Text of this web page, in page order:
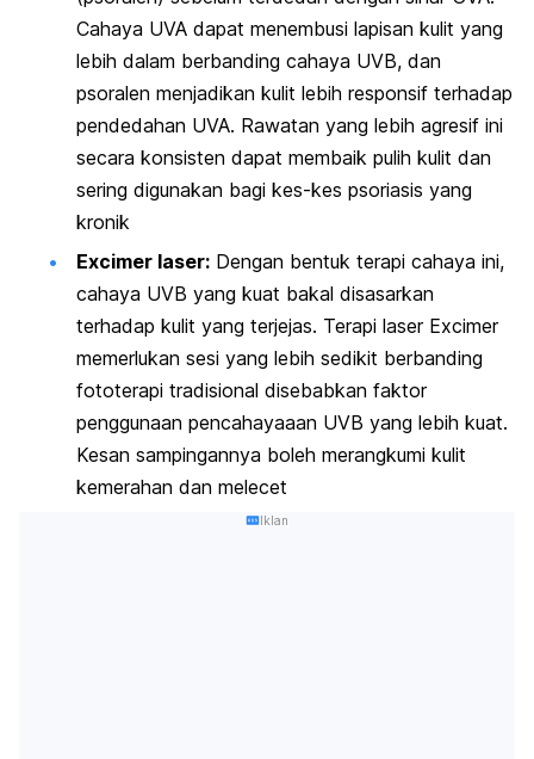
Cahaya UVA dapat menembusi lapisan kulit yang
lebih dalam berbanding cahaya UVB, dan
psoralen menjadikan kulit lebih responsif terhadap
pendedahan UVA. Rawatan yang lebih agresif ini
secara konsisten dapat membaik pulih kulit dan
sering digunakan bagi kes-kes psoriasis yang
kronik
Excimer laser: Dengan bentuk terapi cahaya ini,
cahaya UVB yang kuat bakal disasarkan
terhadap kulit yang terjejas. Terapi laser Excimer
memerlukan sesi yang lebih sedikit berbanding
fototerapi tradisional disebabkan faktor
penggunaan pencahayaaan UVB yang lebih kuat.
Kesan sampingannya boleh merangkumi kulit
kemerahan dan melecet
Iklan